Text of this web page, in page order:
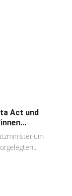
Act und